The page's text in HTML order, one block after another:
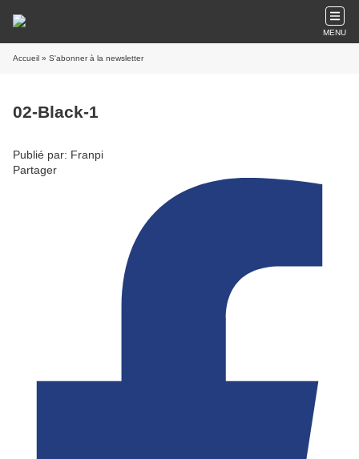
MENU
Accueil » S'abonner à la newsletter
02-Black-1
Publié par: Franpi
Partager